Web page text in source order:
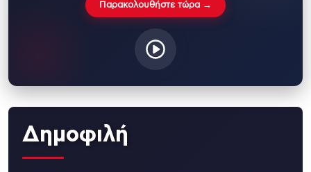
Παρακολουθήστε τώρα →
Δημοφιλή